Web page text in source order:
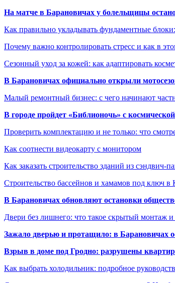
На матче в Барановичах у болельщицы
Как правильно укладывать фундаментные
Почему важно контролировать стресс и как в
Сезонный уход за кожей: как адаптировать
В Барановичах официально открыли
Малый ремонтный бизнес: с чего начинают
В городе пройдет «Библионочь» с
Проверить комплектацию и не только: что
Как соотнести видеокарту с монитором
Как заказать строительство зданий из сэндвич-
Строительство бассейнов и хамамов под ключ
В Барановичах обновляют остановки
Двери без лишнего: что такое скрытый монтаж
Зажало дверью и протащило: в Барановичах
Взрыв в доме под Гродно: разрушены
Как выбрать холодильник: подробное